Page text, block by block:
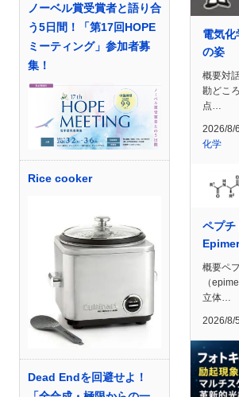
ノーベル賞受賞者と語り合
う5日間！「第17回HOPE
ミーティング」参加者募
集！
Rice cooker
Dead Endを回避せよ！
電気化
の姿
概要対
勘どこ
点…
2026/8/6
化学
ペプチ
概要ペ
（
立体…
2026/8/5